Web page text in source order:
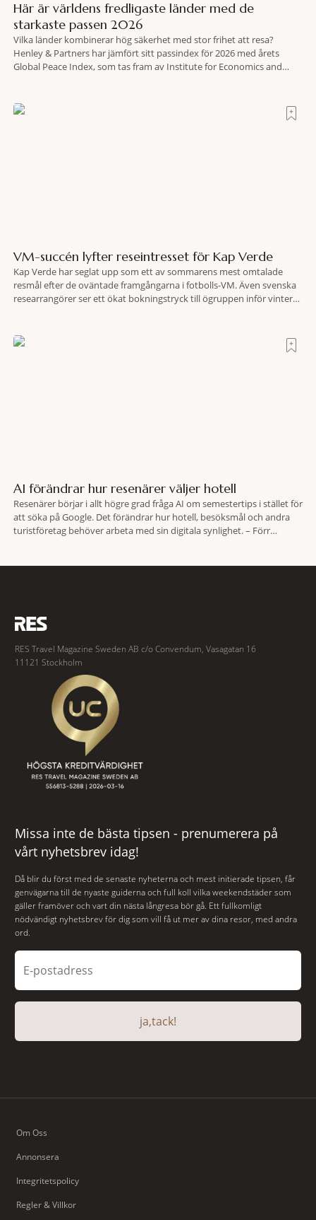
Här är världens fredligaste länder med de
starkaste passen 2026
Vilka länder kombinerar hög säkerhet med stor frihet att resa?
Henley & Partners har jämfört sitt passindex för 2026 med årets
Global Peace Index, som tas fram av Institute for Economics and
VM-succén lyfter reseintresset för Kap Verde
Kap Verde har seglat upp som ett av sommarens mest omtalade
resmål efter de oväntade framgångarna i fotbolls-VM. Även svenska
researrangörer ser ett ökat bokningstryck till ögruppen inför vintern.
motsvarande vecka i
AI förändrar hur resenärer väljer hotell
Resenärer börjar i allt högre grad fråga AI om semestertips i stället för
att söka på Google. Det förändrar hur hotell, besöksmål och andra
turistföretag behöver arbeta med sin digitala synlighet. – Förr
RES Travel Magazine Sweden AB c/o Convendum, Vasagatan 16
11121 Stockholm
Missa inte de bästa tipsen - prenumerera på
vårt nyhetsbrev idag!
Då blir du först med de senaste nyheterna och mest initierade tipsen, får
genvägarna till de nyaste guiderna och full koll vilka weekendstäder som
gäller framöver och vart din nästa långresa bör gå. Ett fullkomligt
nödvändigt nyhetsbrev för dig som vill få ut mer av dina resor, med andra
ord.
ja,tack!
Om Oss
Annonsera
Integritetspolicy
Regler & Villkor